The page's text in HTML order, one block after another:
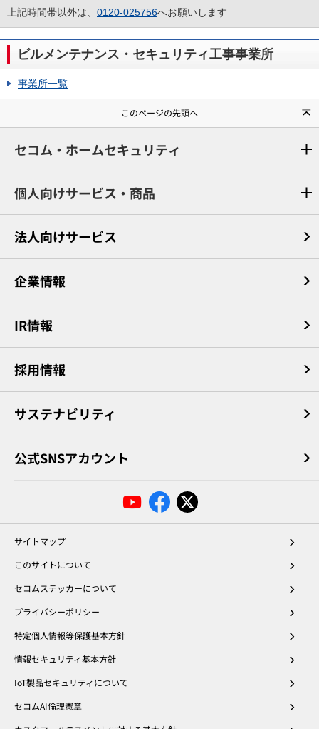
上記時間帯以外は、 0120-025756へお願いします
ビルメンテナンス・セキュリティ工事事業所
事業所一覧
このページの先頭へ
セコム・ホームセキュリティ
個人向けサービス・商品
法人向けサービス
企業情報
IR情報
採用情報
サステナビリティ
公式SNSアカウント
サイトマップ
このサイトについて
セコムステッカーについて
プライバシーポリシー
特定個人情報等保護基本方針
情報セキュリティ基本方針
IoT製品セキュリティについて
セコムAI倫理憲章